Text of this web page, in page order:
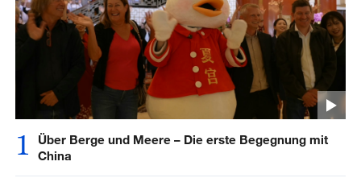
1
Über Berge und Meere – Die erste Begegnung mit
China